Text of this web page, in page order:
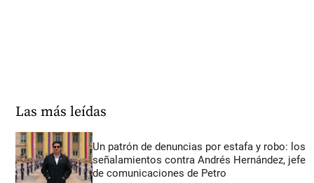
Las más leídas
Un patrón de denuncias por estafa y robo: los
señalamientos contra Andrés Hernández, jefe
de comunicaciones de Petro